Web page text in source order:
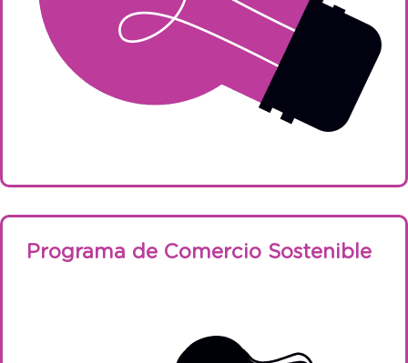
Programa de Comercio Sostenible